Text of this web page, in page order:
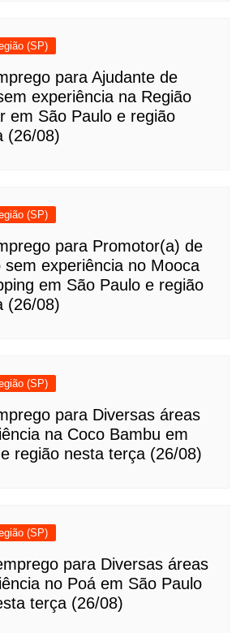
(SP)
para Ajudante de
experiência na Região
em São Paulo e região
(26/08)
(SP)
para Promotor(a) de
sem experiência no Mooca
em São Paulo e região
(26/08)
(SP)
para Diversas áreas
na Coco Bambu em
região nesta terça (26/08)
(SP)
para Diversas áreas
no Poá em São Paulo
terça (26/08)